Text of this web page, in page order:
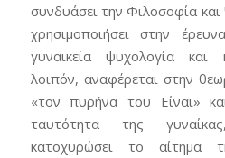
συνδυάσει την Φιλοσοφία
χρησιμοποιήσει στην
γυναικεία ψυχολογία και
λοιπόν, αναφέρεται στην
«τον πυρήνα του Είναι»
ταυτότητα της
κατοχυρώσει το αίτημα